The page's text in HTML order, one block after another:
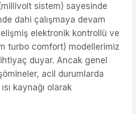
sistem) sayesinde
dahi çalışmaya devam
elektronik kontrollü ve
turbo comfort) modellerimiz
duyar. Ancak genel
acil durumlarda
kaynağı olarak